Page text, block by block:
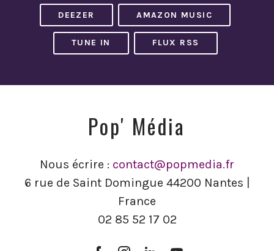
DEEZER AMAZON MUSIC
TUNE IN FLUX RSS
Pop' Média
Nous écrire : contact@popmedia.fr
6 rue de Saint Domingue 44200 Nantes |
France
02 85 52 17 02
FacebookInstagramLinkedIn